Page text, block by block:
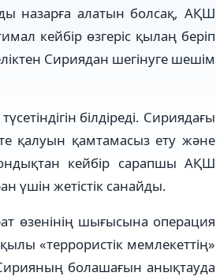
назарға ала­тын болсақ, АҚШ
кейбір өзге­ріс­ қылаң беріп
Сириядан шегінуге шешім
білдіреді. Сириядағы
қалуын қамтамасыз ету және
кейбір са­рап­шы АҚШ
үшін жетістік санайды.
өзе­ні­нің шығысына операция
«тер­ро­рис­тік мемлекеттің»
болашағын анықтауда